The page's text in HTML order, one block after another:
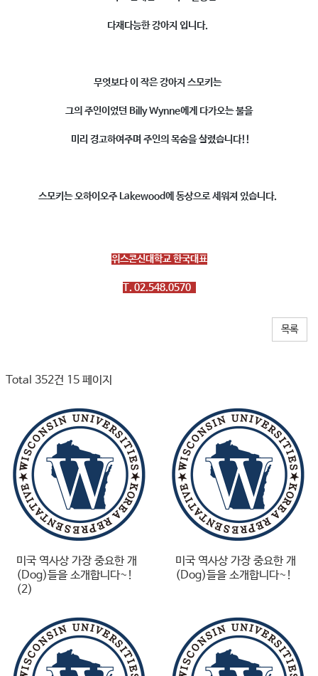
다재다능한 강아지 입니다.
무엇보다 이 작은 강아지 스모키는
그의 주인이었던 Billy Wynne에게 다가오는 불을
미리 경고하여주며 주인의 목숨을 살렸습니다!!
스모키는 오하이오주 Lakewood에 동상으로 세워져 있습니다.
위스콘신대학교 한국대표
T. 02.548.0570
목록
Total 352건 15 페이지
미국 역사상 가장 중요한 개
(Dog)들을 소개합니다~!
(2)
미국 역사상 가장 중요한 개
(Dog)들을 소개합니다~!